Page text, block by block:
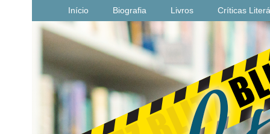
Início Biografia Livros Críticas